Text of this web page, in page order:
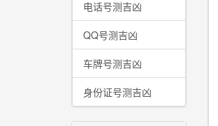
电话号测吉凶
QQ号测吉凶
车牌号测吉凶
身份证号测吉凶